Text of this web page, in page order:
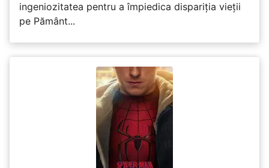
ingeniozitatea pentru a împiedica dispariția vieții
pe Pământ...